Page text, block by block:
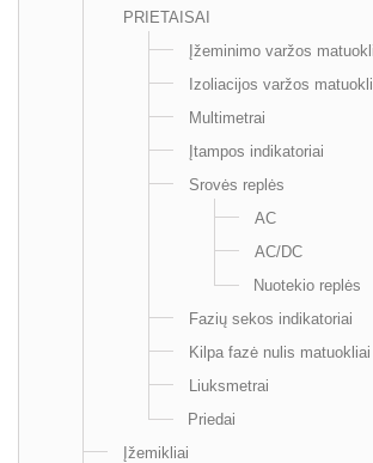
PRIETAISAI
Įžeminimo varžos
Izoliacijos varžos
Multimetrai
Įtampos indikatoriai
Srovės replės
AC
AC/DC
Nuotekio replės
Fazių sekos indikatoriai
Kilpa fazė nulis matuokliai
Liuksmetrai
Priedai
Įžemikliai